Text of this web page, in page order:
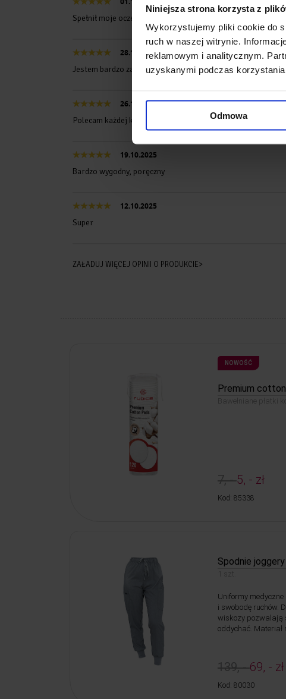
Niniejsza strona korzysta z
Wykorzystujemy pliki cookie do
ruch w naszej witrynie.
reklamowym i analitycznym.
uzyskanymi podczas korzystania
Odmowa
Spełnił moje oczekiwania
28.11.2025
Jestem bardzo zadowolona z masazera bardzo dobrze
26.11.2025
Polecam każdej kobiecie
19.10.2025
Bardzo wygodny, poręczny
12.10.2025
Super
ZAŁADUJ WIĘCEJ OPINII O PRODUKCIE>
NOWOŚĆ
Premium
Bawełniane płatki
7, -5, - zł
Kod: 85338
Spodnie
1 szt.
Uniformy
i swobodę ruchów.
wiskozy pozwalają
oddychać.
139, -69, - zł
Kod: 80030